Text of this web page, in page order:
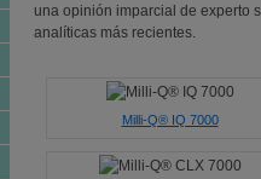
una opinión imparcial de experto
analíticas más recientes.
Milli-Q® IQ 7000